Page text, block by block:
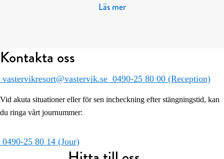
Läs mer
Kontakta oss
vastervikresort@vastervik.se 0490-25 80 00 (Reception)
Vid akuta situationer eller för sen incheckning efter stängningstid, kan
du ringa vårt journummer:
0490-25 80 14 (Jour)